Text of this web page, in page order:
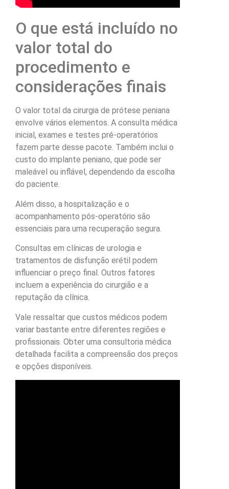
O que está incluído no
valor total do
procedimento e
considerações finais
O valor total da cirurgia de prótese peniana
envolve vários elementos. A consulta médica
inicial, exames e testes pré-operatórios
fazem parte desse pacote. Também inclui o
custo do implante peniano, que pode ser
maleável ou inflável, dependendo da escolha
do paciente.
Além disso, a hospitalização e o
acompanhamento pós-operatório são
essenciais para uma recuperação segura.
Consultas em clínicas de urologia e
tratamentos de disfunção erétil podem
influenciar o preço final. Outros fatores
incluem a experiência do cirurgião e a
reputação da clínica.
Vale ressaltar que custos médicos podem
variar bastante entre diferentes regiões e
profissionais. Obter uma consultoria médica
detalhada facilita a compreensão dos preços
e opções disponíveis.